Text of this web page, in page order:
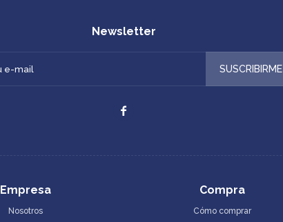
Empresa
Nosotros
Compra
Cómo comprar
Newsletter
SUSCRIBIRME
